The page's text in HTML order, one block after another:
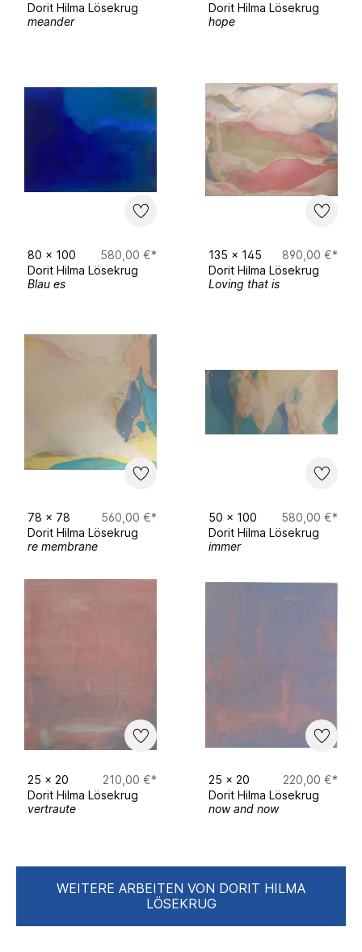
Dorit Hilma Lösekrug
meander
Dorit Hilma Lösekrug
hope
80 x 100
580,00 €*
Dorit Hilma Lösekrug
Blau es
135 x 145
890,00 €*
Dorit Hilma Lösekrug
Loving that is
78 x 78
560,00 €*
Dorit Hilma Lösekrug
re membrane
50 x 100
580,00 €*
Dorit Hilma Lösekrug
immer
25 x 20
210,00 €*
Dorit Hilma Lösekrug
vertraute
25 x 20
220,00 €*
Dorit Hilma Lösekrug
now and now
WEITERE ARBEITEN VON DORIT HILMA
LÖSEKRUG